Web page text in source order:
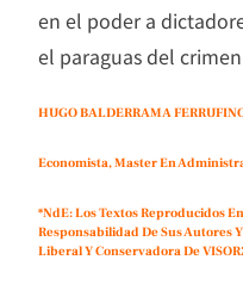
en el poder a
el paraguas del
HUGO BALDERRAMA
Economista, Master En
*NdE: Los Textos Reproducidos
Responsabilidad De Sus Autores
Liberal Y Conservadora De